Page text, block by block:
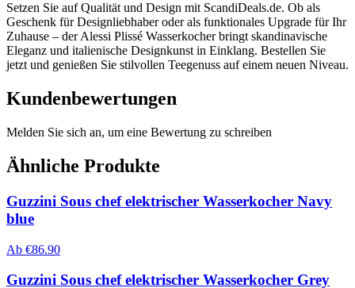
Setzen Sie auf Qualität und Design mit ScandiDeals.de. Ob als
Geschenk für Designliebhaber oder als funktionales Upgrade für Ihr
Zuhause – der Alessi Plissé Wasserkocher bringt skandinavische
Eleganz und italienische Designkunst in Einklang. Bestellen Sie
jetzt und genießen Sie stilvollen Teegenuss auf einem neuen Niveau.
Kundenbewertungen
Melden Sie sich an, um eine Bewertung zu schreiben
Ähnliche Produkte
Guzzini Sous chef elektrischer Wasserkocher Navy
blue
Ab €86.90
Guzzini Sous chef elektrischer Wasserkocher Grey